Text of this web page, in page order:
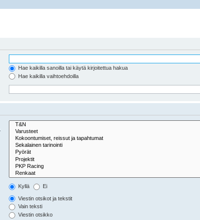
Hae kaikilla sanoilla tai käytä kirjoitettua hakua
Hae kaikilla vaihtoehdoilla
Kyllä Ei
Viestin otsikot ja tekstit
Vain teksti
Viestin otsikko